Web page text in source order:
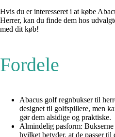
Hvis du er interesseret i at købe
Herrer, kan du finde dem hos
med dit køb!
Fordele
Abacus golf regnbukser til
designet til golfspillere, men
gør dem alsidige og praktiske.
Almindelig pasform:
hvilket betyder, at de passer